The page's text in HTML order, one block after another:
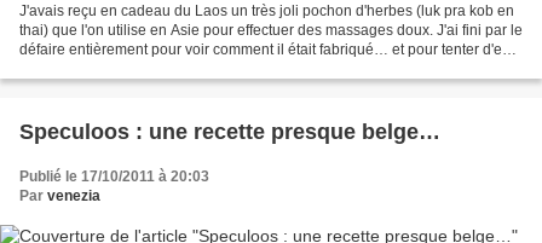
J'avais reçu en cadeau du Laos un très joli pochon d'herbes (luk pra kob en
thai) que l'on utilise en Asie pour effectuer des massages doux. J'ai fini par le
défaire entièrement pour voir comment il était fabriqué… et pour tenter d'en
Speculoos : une recette presque belge…
Publié le 17/10/2011 à 20:03
Par venezia